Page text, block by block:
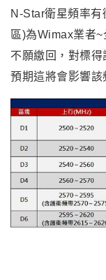
N-Star衛星頻率有
區)為Wimax業者
不願繳回 ，對標
預期這將會影響該